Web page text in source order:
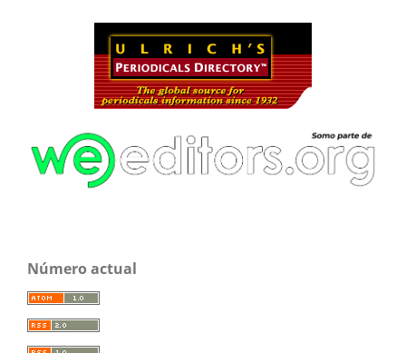
Número actual